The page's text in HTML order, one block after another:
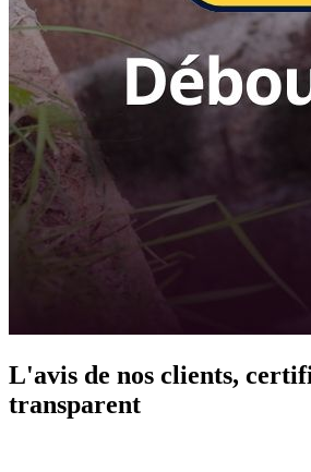
L'avis de nos clients,
transparent